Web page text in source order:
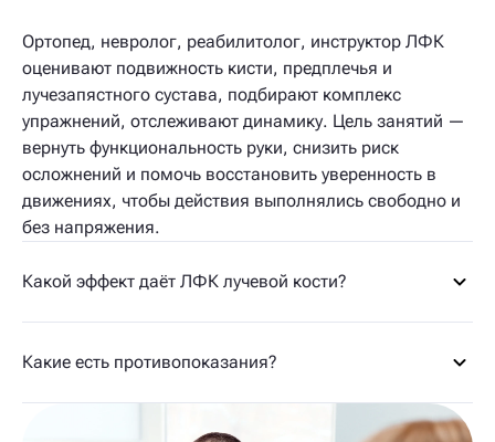
Ортопед, невролог, реабилитолог, инструктор ЛФК
оценивают подвижность кисти, предплечья и
лучезапястного сустава, подбирают комплекс
упражнений, отслеживают динамику. Цель занятий —
вернуть функциональность руки, снизить риск
осложнений и помочь восстановить уверенность в
движениях, чтобы действия выполнялись свободно и
без напряжения.
Какой эффект даёт ЛФК лучевой кости?
Какие есть противопоказания?